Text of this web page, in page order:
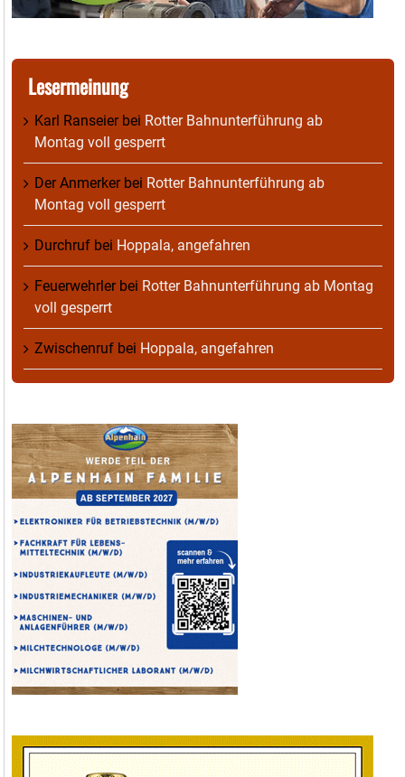
Lesermeinung
Karl Ranseierbei Rotter Bahnunterführung ab
Montag voll gesperrt
Der Anmerkerbei Rotter Bahnunterführung ab
Montag voll gesperrt
Durchruf bei Hoppala, angefahren
Feuerwehrlerbei Rotter Bahnunterführung ab Montag
voll gesperrt
Zwischenruf bei Hoppala, angefahren